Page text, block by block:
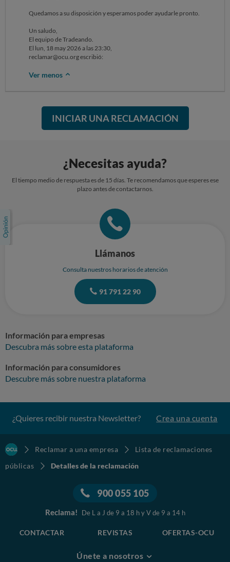
Quedamos a su disposición y esperamos poder ayudarle pronto.
Un saludo,
El equipo de Tradeando.
El lun, 18 may 2026 a las 23:30,
reclamar@ocu.org escribió:
Ver menos
INICIAR UNA RECLAMACIÓN
¿Necesitas ayuda?
El tiempo medio de respuesta es de 15 días. Te recomendamos que esperes ese
plazo antes de contactarnos.
Llámanos
Consulta nuestros horarios de atención
91 791 22 90
Información para empresas
Descubra más sobre esta plataforma
Información para consumidores
Descubre más sobre nuestra plataforma
¿Quieres recibir nuestra Newsletter? Crea una cuenta
Reclamar a una empresa
Lista de reclamaciones
públicas
Detalles de la reclamación
900 055 105
Reclama! De L a J de 9 a 18 h y V de 9 a 14 h
CONTACTAR REVISTAS OFERTAS-OCU
Únete a nosotros